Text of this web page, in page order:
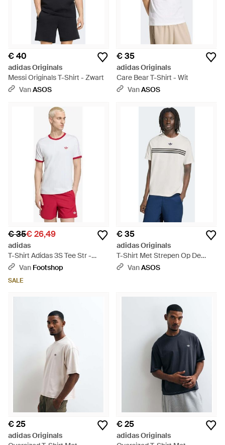
€ 40
adidas Originals
Messi Originals T-Shirt - Zwart
VanASOS
€ 35
adidas Originals
Care Bear T-Shirt - Wit
VanASOS
€ 35€ 26,49
adidas
T-Shirt Adidas 3S Tee Str -
RoodVan Footshop
SALE
€ 35
adidas Originals
T-Shirt Met Strepen Op De
Borst - Wit
VanASOS
€ 25
adidas Originals
€ 25
adidas Originals